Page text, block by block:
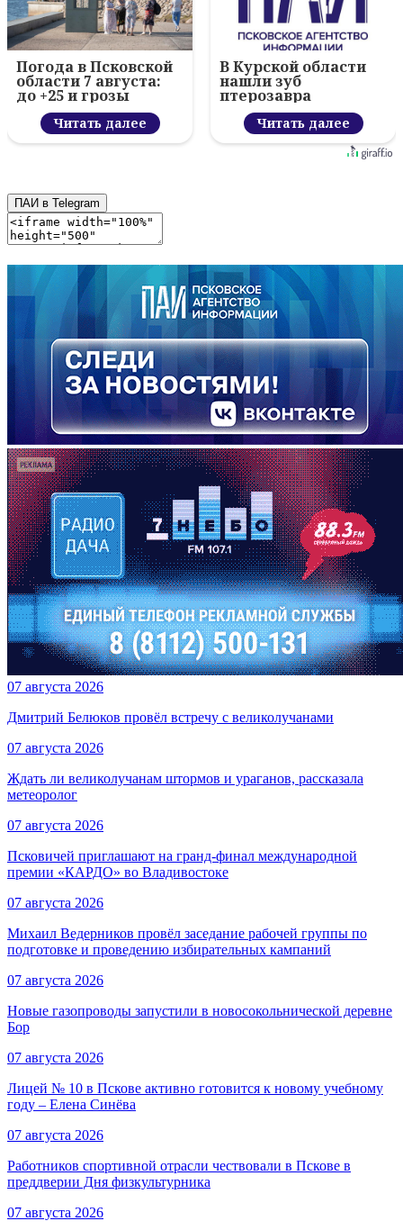
Погода в Псковской
области 7 августа:
до +25 и грозы
Читать далее
В Курской области
нашли зуб
птерозавра
Читать далее
ПАИ в Telegram
07 августа 2026
Дмитрий Белюков провёл встречу с великолучанами
07 августа 2026
Ждать ли великолучанам штормов и ураганов, рассказала
метеоролог
07 августа 2026
Псковичей приглашают на гранд‑финал международной
премии «КАРДО» во Владивостоке
07 августа 2026
Михаил Ведерников провёл заседание рабочей группы по
подготовке и проведению избирательных кампаний
07 августа 2026
Новые газопроводы запустили в новосокольнической деревне
Бор
07 августа 2026
Лицей № 10 в Пскове активно готовится к новому учебному
году – Елена Синёва
07 августа 2026
Работников спортивной отрасли чествовали в Пскове в
преддверии Дня физкультурника
07 августа 2026